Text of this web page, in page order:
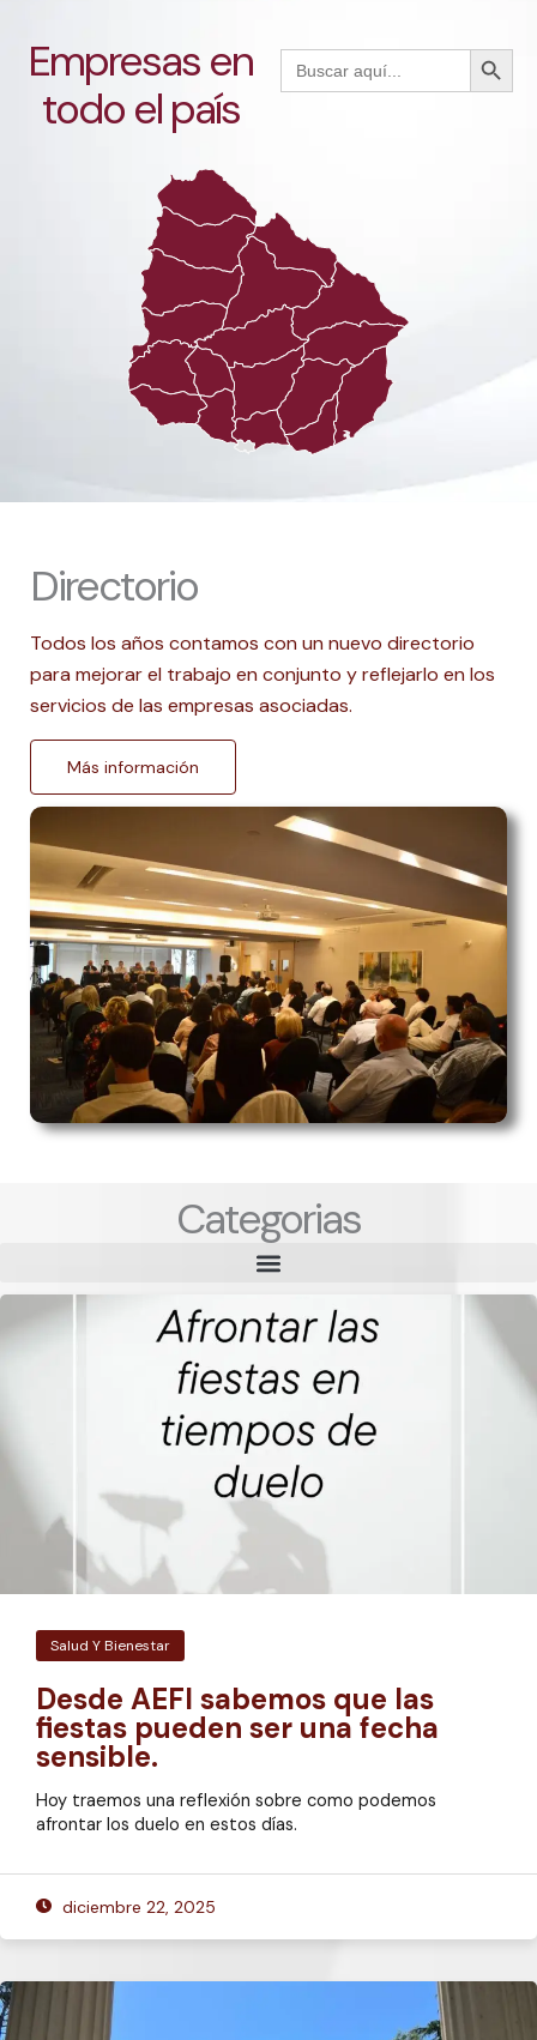
Empresas en
todo el país
Buscar: Botón de
Directorio
Todos los años contamos con un nuevo directorio
para mejorar el trabajo en conjunto y reflejarlo en los
servicios de las empresas asociadas.
Más información
Categorias
Salud Y Bienestar
Desde AEFI sabemos que las
fiestas pueden ser una fecha
sensible.
Hoy traemos una reflexión sobre como podemos
afrontar los duelo en estos días.
diciembre 22, 2025